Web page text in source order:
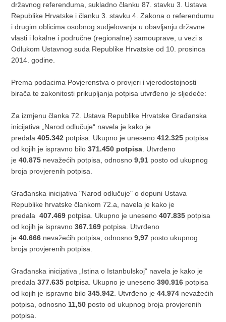
državnog referenduma, sukladno članku 87. stavku 3. Ustava
Republike Hrvatske i članku 3. stavku 4. Zakona o referendumu
i drugim oblicima osobnog sudjelovanja u obavljanju državne
vlasti i lokalne i područne (regionalne) samouprave, u vezi s
Odlukom Ustavnog suda Republike Hrvatske od 10. prosinca
2014. godine.
Prema podacima Povjerenstva o provjeri i vjerodostojnosti
birača te zakonitosti prikupljanja potpisa utvrđeno je sljedeće:
Za izmjenu članka 72. Ustava Republike Hrvatske Građanska
inicijativa „Narod odlučuje“ navela je kako je
predala405.342 potpisa. Ukupno je uneseno412.325 potpisa
od kojih je ispravno bilo371.450 potpisa . Utvrđeno
je40.875 nevažećih potpisa, odnosno9,91 posto od ukupnog
broja provjerenih potpisa.
Građanska inicijativa "Narod odlučuje" o dopuni Ustava
Republike hrvatske člankom 72.a, navela je kako je
predala407.469 potpisa. Ukupno je uneseno407.835 potpisa
od kojih je ispravno367.169 potpisa. Utvrđeno
je40.666 nevažećih potpisa, odnosno9,97 posto ukupnog
broja provjerenih potpisa.
Građanska inicijativa „Istina o Istanbulskoj“ navela je kako je
predala377.635 potpisa. Ukupno je uneseno390.916 potpisa
od kojih je ispravno bilo345.942 . Utvrđeno je44.974 nevažećih
potpisa, odnosno 11,50 posto od ukupnog broja provjerenih
potpisa.